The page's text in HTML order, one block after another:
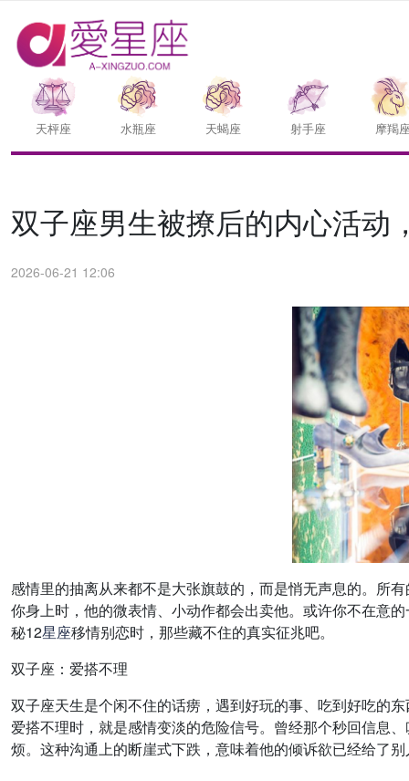
天枰座 水瓶座 天蝎座 射手座 摩羯
双子座男生被撩后的内心活动
2026-06-21 12:06
感情里的抽离从来都不是大张旗鼓的，而是悄无声息的。所
你身上时，他的微表情、小动作都会出卖他。或许你不在意
秘12星座移情别恋时，那些藏不住的真实征兆吧。
双子座：爱搭不理
双子座天生是个闲不住的话痨，遇到好玩的事、吃到好吃的
爱搭不理时，就是感情变淡的危险信号。曾经那个秒回信息
烦。这种沟通上的断崖式下跌，意味着他的倾诉欲已经给了